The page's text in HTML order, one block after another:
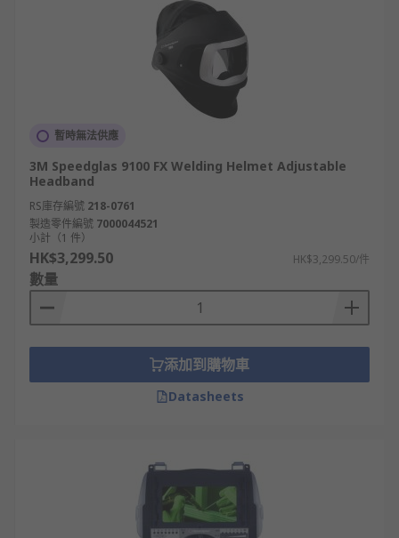
暫時無法供應
3M Speedglas 9100 FX Welding Helmet Adjustable
Headband
RS庫存編號 218-0761
製造零件編號 7000044521
小計（1 件）
HK$3,299.50 HK$3,299.50/件
數量
添加到購物車
Datasheets